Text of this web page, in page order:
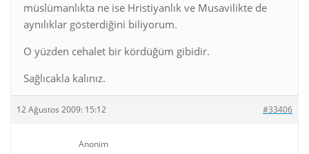
müslümanlıkta ne ise Hristiyanlık ve Musavilikte de
aynılıklar gösterdiğini biliyorum.
O yüzden cehalet bir kördüğüm gibidir.
Sağlıcakla kalınız.
12 Ağustos 2009: 15:12 #33406
Anonim